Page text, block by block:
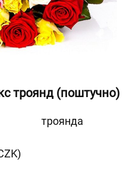
троянд (поштучно)
троянда